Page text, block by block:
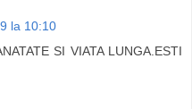
la 10:10
SI VIATA LUNGA.ESTI